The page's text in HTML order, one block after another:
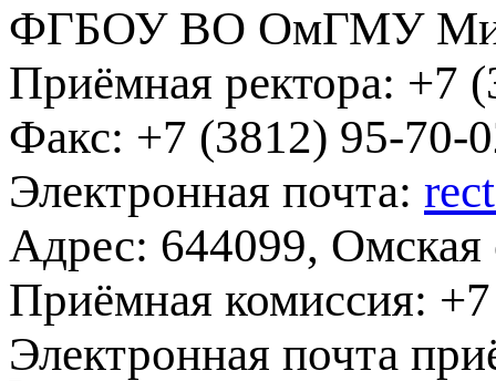
ФГБОУ ВО ОмГМУ
Приёмная ректора: +7
Факс: +7 (3812) 95-70-
Электронная почта:
Адрес: 644099, Омская
Приёмная комиссия:
Электронная почта